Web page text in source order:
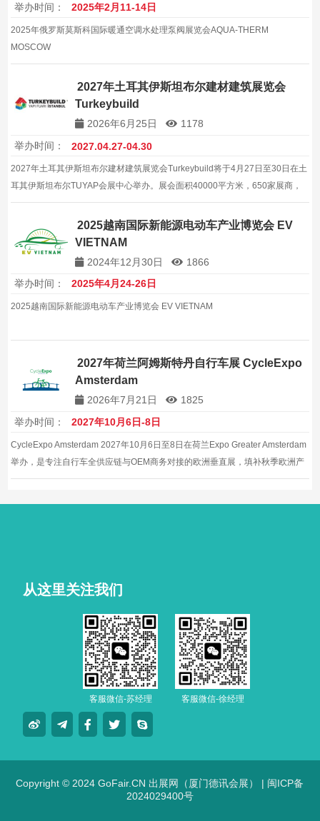
举办时间：
2025年2月11-14日
2025年俄罗斯莫斯科国际暖通空调水处理泵阀展览会AQUA-THERM
MOSCOW
2027年土耳其伊斯坦布尔建材建筑展览会
Turkeybuild
2026年6月25日
1178
举办时间：
2027.04.27-04.30
2027年土耳其伊斯坦布尔建材建筑展览会Turkeybuild将于4月27日至30日在土
耳其伊斯坦布尔TUYAP会展中心举办。展会面积40000平方米，650家展商，
68738名观众，是中东及欧洲地区极具影响力建材展览会。该展会是该地区最
具影响力的行业盛会之一。2025越南国际新能源电动车产业博览会 EV
VIETNAM
2024年12月30日
1866
举办时间：
2025年4月24-26日
2025越南国际新能源电动车产业博览会 EV VIETNAM
2027年荷兰阿姆斯特丹自行车展 CycleExpo
Amsterdam
2026年7月21日
1825
举办时间：
2027年10月6日-8日
CycleExpo Amsterdam 2027年10月6日至8日在荷兰Expo Greater Amsterdam
举办，是专注自行车全供应链与OEM商务对接的欧洲垂直展，填补秋季欧洲产
业交流空白。聚焦整车、电助力车与零部件，是供应商深耕欧洲两轮市场的黄
从这里关注我们
客服微信-苏经理 客服微信-徐经理
Copyright © 2024 GoFair.CN 出展网（厦门德讯会展） | 闽ICP备
2024029400号